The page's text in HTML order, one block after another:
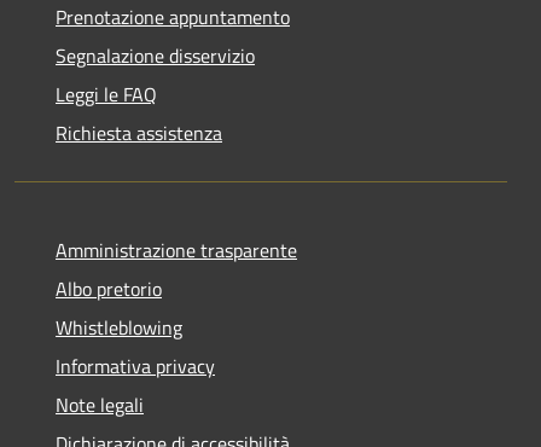
Prenotazione appuntamento
Segnalazione disservizio
Leggi le FAQ
Richiesta assistenza
Amministrazione trasparente
Albo pretorio
Whistleblowing
Informativa privacy
Note legali